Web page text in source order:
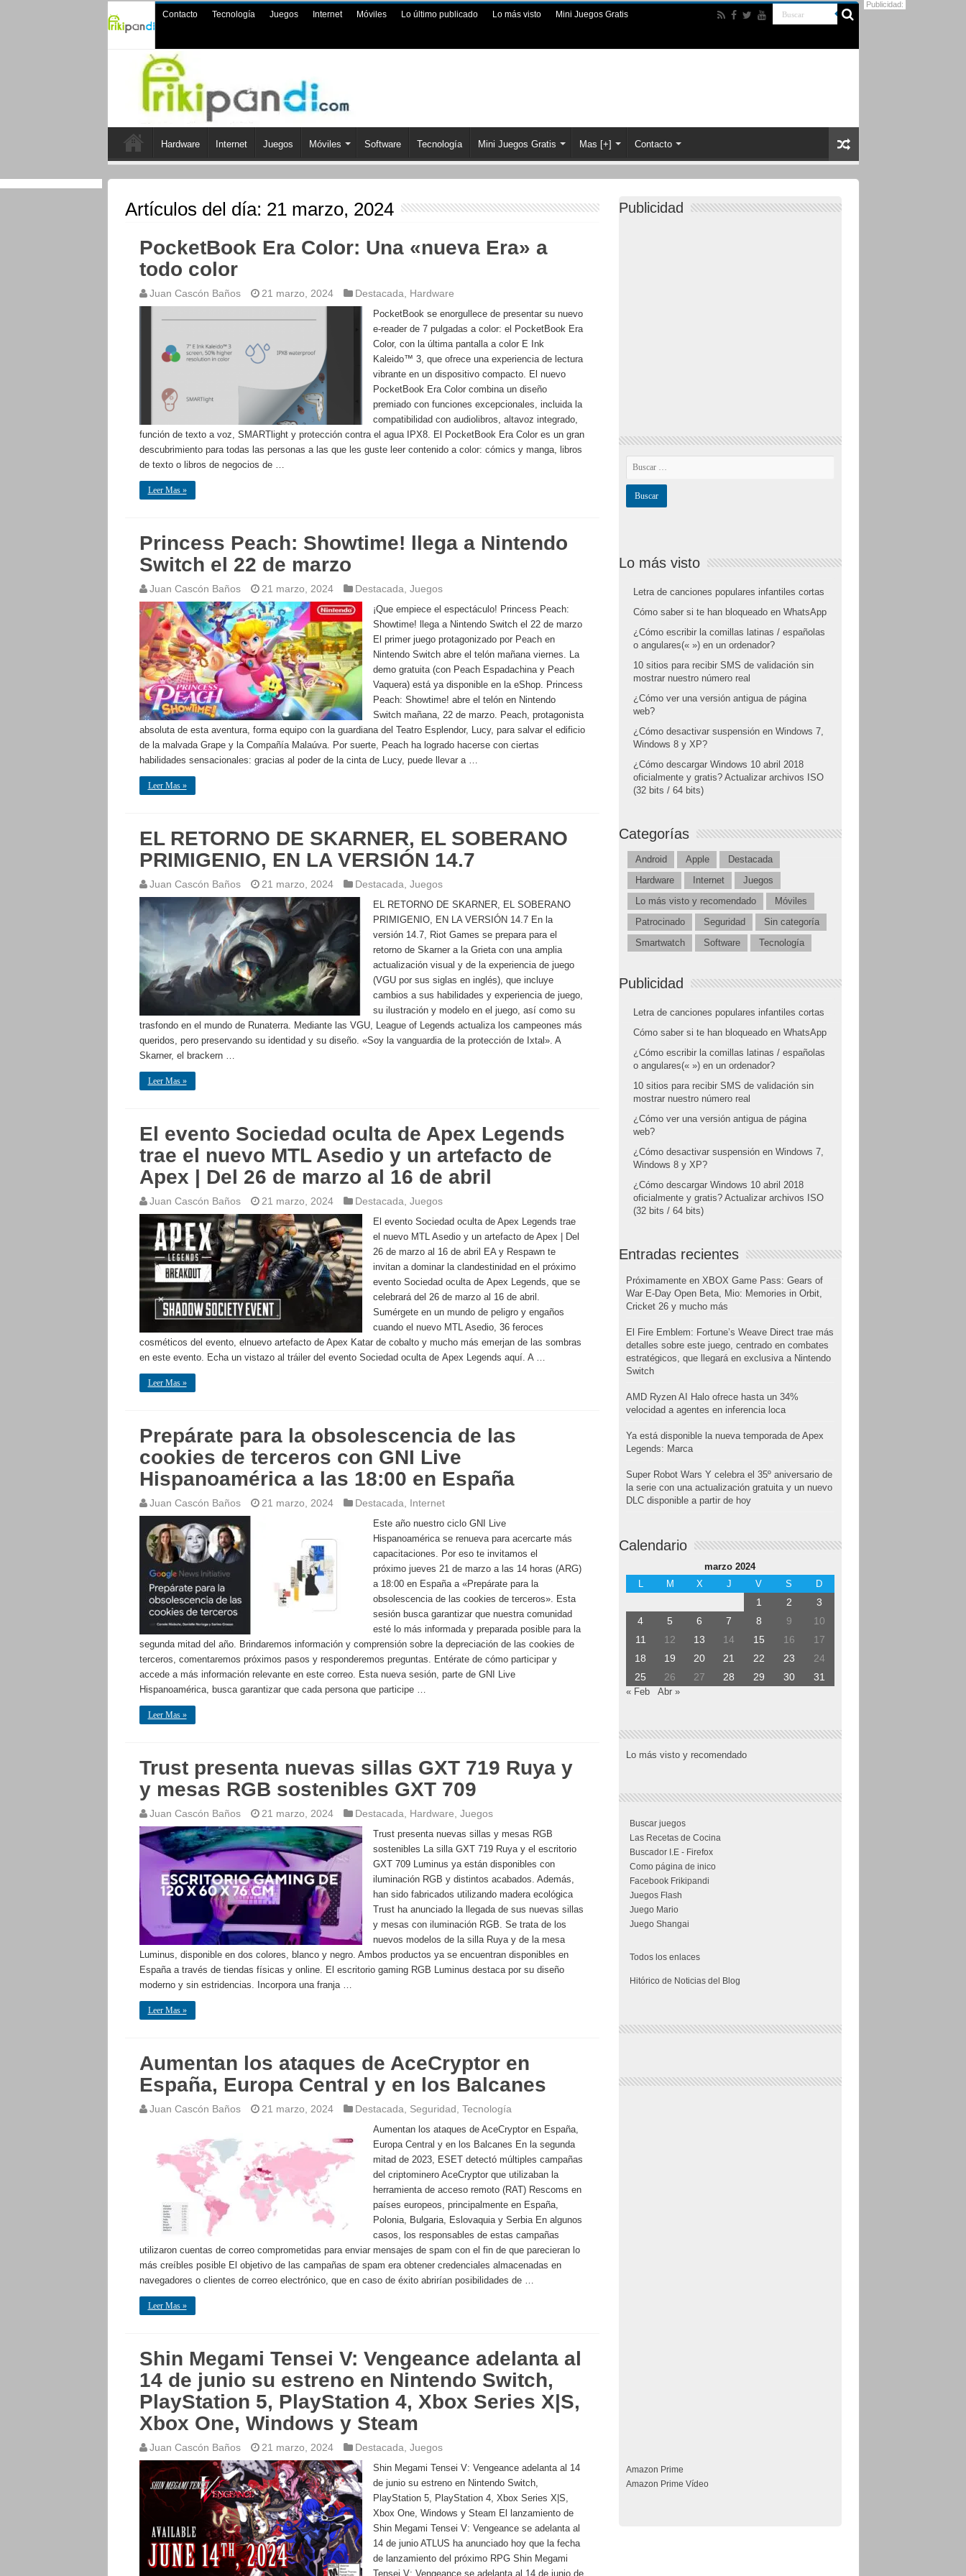
Contacto Tecnología Juegos Internet Móviles Lo último publicado Lo más visto Mini Juegos Gratis
Hardware Internet Juegos Móviles Software Tecnología Mini Juegos Gratis Mas [+] Contacto
Artículos del día: 21 marzo, 2024
PocketBook Era Color: Una «nueva Era» a
todo color
Juan Cascón Baños 21 marzo, 2024 Destacada Hardware
PocketBook se enorgullece de presentar su nuevo
e-reader de 7 pulgadas a color: el PocketBook Era
Color, con la última pantalla a color E Ink
Kaleido™ 3, que ofrece una experiencia de lectura
vibrante en un dispositivo compacto. El nuevo
PocketBook Era Color combina un diseño
premiado con funciones excepcionales, incluida la
compatibilidad con audiolibros, altavoz integrado,
función de texto a voz, SMARTlight y protección contra el agua IPX8. El PocketBook Era Color es un gran
descubrimiento para todas las personas a las que les guste leer contenido a color: cómics y manga, libros
de texto o libros de negocios de …
Leer Mas »
Princess Peach: Showtime! llega a Nintendo
Switch el 22 de marzo
Juan Cascón Baños 21 marzo, 2024 Destacada Juegos
¡Que empiece el espectáculo! Princess Peach:
Showtime! llega a Nintendo Switch el 22 de marzo
El primer juego protagonizado por Peach en
Nintendo Switch abre el telón mañana viernes. La
demo gratuita (con Peach Espadachina y Peach
Vaquera) está ya disponible en la eShop. Princess
Peach: Showtime! abre el telón en Nintendo
Switch mañana, 22 de marzo. Peach, protagonista
absoluta de esta aventura, forma equipo con la guardiana del Teatro Esplendor, Lucy, para salvar el edificio
de la malvada Grape y la Compañía Malaúva. Por suerte, Peach ha logrado hacerse con ciertas
habilidades sensacionales: gracias al poder de la cinta de Lucy, puede llevar a …
Leer Mas »
EL RETORNO DE SKARNER, EL SOBERANO
PRIMIGENIO, EN LA VERSIÓN 14.7
Juan Cascón Baños 21 marzo, 2024 Destacada Juegos
EL RETORNO DE SKARNER, EL SOBERANO
PRIMIGENIO, EN LA VERSIÓN 14.7 En la
versión 14.7, Riot Games se prepara para el
retorno de Skarner a la Grieta con una amplia
actualización visual y de la experiencia de juego
(VGU por sus siglas en inglés), que incluye
cambios a sus habilidades y experiencia de juego,
su ilustración y modelo en el juego, así como su
trasfondo en el mundo de Runaterra. Mediante las VGU, League of Legends actualiza los campeones más
queridos, pero preservando su identidad y su diseño. «Soy la vanguardia de la protección de Ixtal». A
Skarner, el brackern …
Leer Mas »
El evento Sociedad oculta de Apex Legends
trae el nuevo MTL Asedio y un artefacto de
Apex | Del 26 de marzo al 16 de abril
Juan Cascón Baños 21 marzo, 2024 Destacada Juegos
El evento Sociedad oculta de Apex Legends trae
el nuevo MTL Asedio y un artefacto de Apex | Del
26 de marzo al 16 de abril EA y Respawn te
invitan a dominar la clandestinidad en el próximo
evento Sociedad oculta de Apex Legends, que se
celebrará del 26 de marzo al 16 de abril.
Sumérgete en un mundo de peligro y engaños
cuando el nuevo MTL Asedio, 36 feroces
cosméticos del evento, elnuevo artefacto de Apex Katar de cobalto y mucho más emerjan de las sombras
en este evento. Echa un vistazo al tráiler del evento Sociedad oculta de Apex Legends aquí. A …
Leer Mas »
Prepárate para la obsolescencia de las
cookies de terceros con GNI Live
Hispanoamérica a las 18:00 en España
Juan Cascón Baños 21 marzo, 2024 Destacada Internet
Este año nuestro ciclo GNI Live
Hispanoamérica se renueva para acercarte más
capacitaciones. Por eso te invitamos el
próximo jueves 21 de marzo a las 14 horas (ARG)
a 18:00 en España a «Prepárate para la
obsolescencia de las cookies de terceros». Esta
sesión busca garantizar que nuestra comunidad
esté lo más informada y preparada posible para la
segunda mitad del año. Brindaremos información y comprensión sobre la depreciación de las cookies de
terceros, comentaremos próximos pasos y responderemos preguntas. Entérate de cómo participar y
accede a más información relevante en este correo. Esta nueva sesión, parte de GNI Live
Hispanoamérica, busca garantizar que cada persona que participe …
Leer Mas »
Trust presenta nuevas sillas GXT 719 Ruya y
y mesas RGB sostenibles GXT 709
Juan Cascón Baños 21 marzo, 2024 Destacada Hardware Juegos
Trust presenta nuevas sillas y mesas RGB
sostenibles La silla GXT 719 Ruya y el escritorio
GXT 709 Luminus ya están disponibles con
iluminación RGB y distintos acabados. Además,
han sido fabricados utilizando madera ecológica
Trust ha anunciado la llegada de sus nuevas sillas
y mesas con iluminación RGB. Se trata de los
nuevos modelos de la silla Ruya y de la mesa
Luminus, disponible en dos colores, blanco y negro. Ambos productos ya se encuentran disponibles en
España a través de tiendas físicas y online. El escritorio gaming RGB Luminus destaca por su diseño
moderno y sin estridencias. Incorpora una franja …
Leer Mas »
Aumentan los ataques de AceCryptor en
España, Europa Central y en los Balcanes
Juan Cascón Baños 21 marzo, 2024 Destacada Seguridad Tecnología
Aumentan los ataques de AceCryptor en España,
Europa Central y en los Balcanes En la segunda
mitad de 2023, ESET detectó múltiples campañas
del criptominero AceCryptor que utilizaban la
herramienta de acceso remoto (RAT) Rescoms en
países europeos, principalmente en España,
Polonia, Bulgaria, Eslovaquia y Serbia En algunos
casos, los responsables de estas campañas
utilizaron cuentas de correo comprometidas para enviar mensajes de spam con el fin de que parecieran lo
más creíbles posible El objetivo de las campañas de spam era obtener credenciales almacenadas en
navegadores o clientes de correo electrónico, que en caso de éxito abrirían posibilidades de …
Leer Mas »
Shin Megami Tensei V: Vengeance adelanta al
14 de junio su estreno en Nintendo Switch,
PlayStation 5, PlayStation 4, Xbox Series X|S,
Xbox One, Windows y Steam
Juan Cascón Baños 21 marzo, 2024 Destacada Juegos
Shin Megami Tensei V: Vengeance adelanta al 14
de junio su estreno en Nintendo Switch,
PlayStation 5, PlayStation 4, Xbox Series X|S,
Xbox One, Windows y Steam El lanzamiento de
Shin Megami Tensei V: Vengeance se adelanta al
14 de junio ATLUS ha anunciado hoy que la fecha
de lanzamiento del próximo RPG Shin Megami
Tensei V: Vengeance se adelanta al 14 de junio de
Publicidad
Lo más visto
Letra de canciones populares infantiles cortas
Cómo saber si te han bloqueado en WhatsApp
¿Cómo escribir la comillas latinas / españolas
o angulares(« ») en un ordenador?
10 sitios para recibir SMS de validación sin
mostrar nuestro número real
¿Cómo ver una versión antigua de página
web?
¿Cómo desactivar suspensión en Windows 7,
Windows 8 y XP?
¿Cómo descargar Windows 10 abril 2018
oficialmente y gratis? Actualizar archivos ISO
(32 bits / 64 bits)
Categorías
Android Apple
Destacada
Hardware
Internet
Juegos
Lo más visto y recomendado
Móviles
Patrocinado
Seguridad
Sin categoría
Smartwatch
Software Tecnología
Publicidad
Letra de canciones populares infantiles cortas
Cómo saber si te han bloqueado en WhatsApp
¿Cómo escribir la comillas latinas / españolas
o angulares(« ») en un ordenador?
10 sitios para recibir SMS de validación sin
mostrar nuestro número real
¿Cómo ver una versión antigua de página
web?
¿Cómo desactivar suspensión en Windows 7,
Windows 8 y XP?
¿Cómo descargar Windows 10 abril 2018
oficialmente y gratis? Actualizar archivos ISO
(32 bits / 64 bits)
Entradas recientes
Próximamente en XBOX Game Pass: Gears of
War E-Day Open Beta, Mio: Memories in Orbit,
Cricket 26 y mucho más
El Fire Emblem: Fortune’s Weave Direct trae más
detalles sobre este juego, centrado en combates
estratégicos, que llegará en exclusiva a Nintendo
Switch
AMD Ryzen AI Halo ofrece hasta un 34%
velocidad a agentes en inferencia loca
Ya está disponible la nueva temporada de Apex
Legends: Marca
Super Robot Wars Y celebra el 35º aniversario de
la serie con una actualización gratuita y un nuevo
DLC disponible a partir de hoy
Calendario
marzo 2024
L
M X J V S D
1 2
3
4
5 6 7 8 9
10
11
12 13 14 15 16
17
18
19 20 21 22 23
24
25
26 27 28 29 30 31
« Feb Abr »
Lo más visto y recomendado
Buscar juegos
Las Recetas de Cocina
Buscador I.E - Firefox
Como página de inico
Facebook Frikipandi
Juegos Flash
Juego Mario
Juego Shangai
Todos los enlaces
Hitórico de Noticias del Blog
Publicidad:
Amazon Prime
Amazon Prime Vídeo